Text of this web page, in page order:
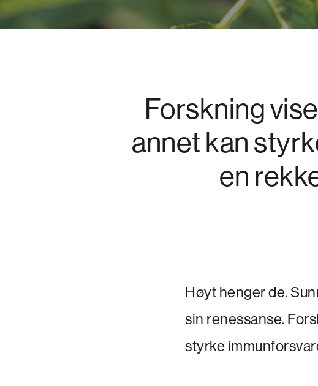
Forskning
annet kan
en
Høyt henger de.
sin renessanse.
styrke